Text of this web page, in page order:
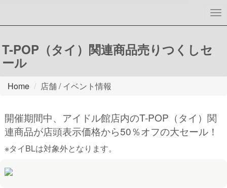
T-POP（タイ）関連商品売りつくしセ
ール
Home 店舗 / イベント情報
開催期間中、アイドル館店内のT-POP（タイ）関
連商品が店頭表示価格から50％オフの大セール！
※タイBLは対象外となります。